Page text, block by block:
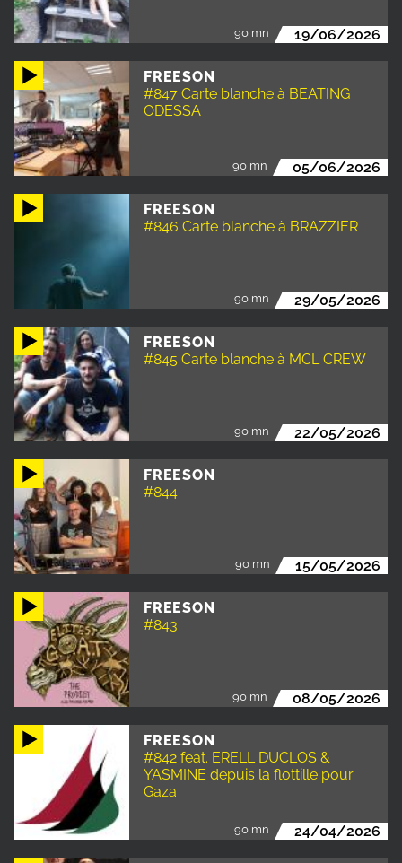
90 mn 19/06/2026
FREESON
#847 Carte blanche à BEATING
ODESSA
90 mn 05/06/2026
FREESON
#846 Carte blanche à BRAZZIER
90 mn 29/05/2026
FREESON
#845 Carte blanche à MCL CREW
90 mn 22/05/2026
FREESON
#844
90 mn 15/05/2026
FREESON
#843
90 mn 08/05/2026
FREESON
#842 feat. ERELL DUCLOS &
YASMINE depuis la flottille pour
Gaza
90 mn 24/04/2026